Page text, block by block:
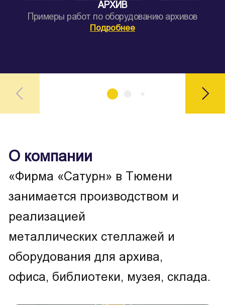
АРХИВ
Примеры работ по оборудованию архивов
Подробнее
О компании
«Фирма «Сатурн» в Тюмени
занимается производством и
реализацией
металлических стеллажей и
оборудования для архива,
офиса, библиотеки, музея, склада.